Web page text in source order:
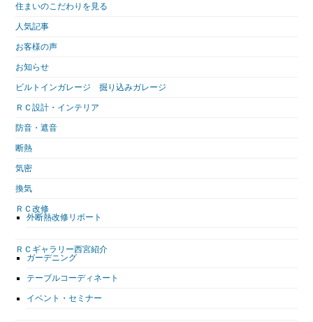
住まいのこだわりを見る
人気記事
お客様の声
お知らせ
ビルトインガレージ 掘り込みガレージ
ＲＣ設計・インテリア
防音・遮音
断熱
気密
換気
ＲＣ改修
外断熱改修リポート
ＲＣギャラリー西宮紹介
ガーデニング
テーブルコーディネート
イベント・セミナー